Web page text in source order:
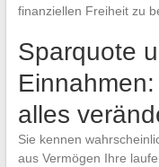
finanziellen Freiheit zu
Sparquote
alles
Sie kennen
aus Vermögen Ihre